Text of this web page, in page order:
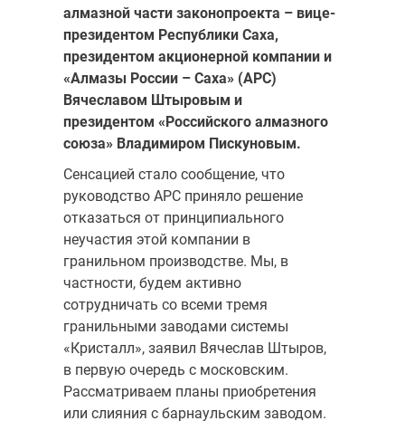
алмазной части законопроекта – вице-
президентом Республики Саха,
президентом акционерной компании и
«Алмазы России – Саха» (АРС)
Вячеславом Штыровым и
президентом «Российского алмазного
союза» Владимиром Пискуновым.
Сенсацией стало сообщение, что
руководство АРС приняло решение
отказаться от принципиального
неучастия этой компании в
гранильном производстве. Мы, в
частности, будем активно
сотрудничать со всеми тремя
гранильными заводами системы
«Кристалл», заявил Вячеслав Штыров,
в первую очередь с московским.
Рассматриваем планы приобретения
или слияния с барнаульским заводом.